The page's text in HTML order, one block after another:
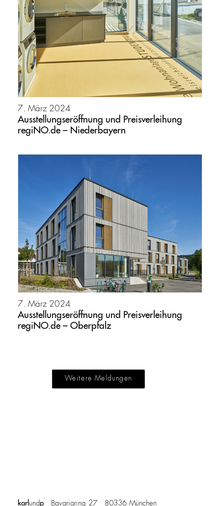
7. März 2024
Ausstellungseröffnung und Preisverleihung
regiNO.de – Niederbayern
7. März 2024
Ausstellungseröffnung und Preisverleihung
regiNO.de – Oberpfalz
Weitere Meldungen
karl undp Bavariaring 27 80336 München